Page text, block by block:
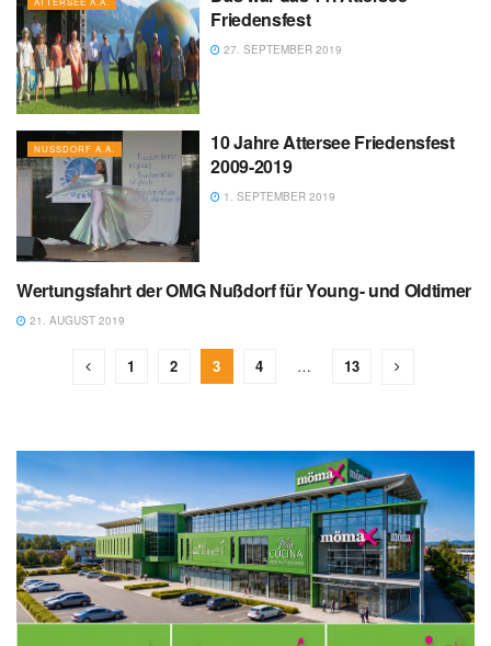
Friedensfest
27. SEPTEMBER 2019
NUSSDORF A.A.
10 Jahre Attersee Friedensfest
2009-2019
1. SEPTEMBER 2019
NUSSDORF A.A.
Wertungsfahrt der OMG Nußdorf für Young- und Oldtimer
21. AUGUST 2019
1 2 3 4 … 13